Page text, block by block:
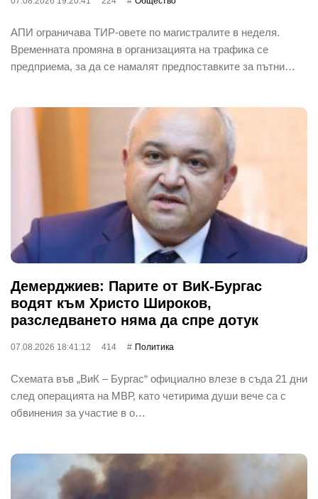
АПИ ограничава ТИР-овете по магистралите в неделя.
Временната промяна в организацията на трафика се
предприема, за да се намалят предпоставките за пътни…
Демерджиев: Парите от ВиК-Бургас
водят към Христо Широков,
разследването няма да спре дотук
07.08.2026 18:41:12 414 Политика
Схемата във „ВиК – Бургас“ официално влезе в съда 21 дни
след операцията на МВР, като четирима души вече са с
обвинения за участие в о…